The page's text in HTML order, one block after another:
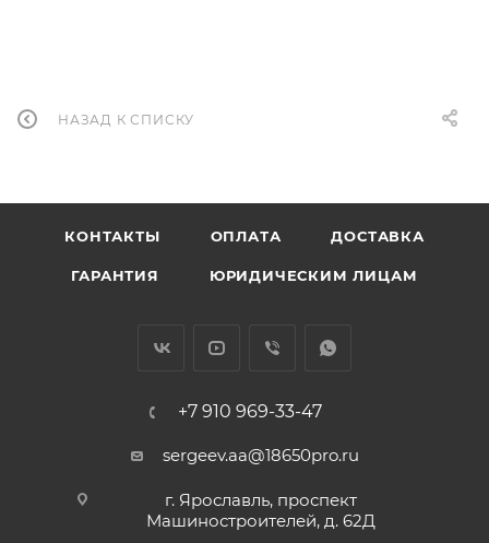
НАЗАД К СПИСКУ
КОНТАКТЫ ОПЛАТА ДОСТАВКА
ГАРАНТИЯ ЮРИДИЧЕСКИМ ЛИЦАМ
+7 910 969-33-47
sergeev.aa@18650pro.ru
г. Ярославль, проспект
Машиностроителей, д. 62Д